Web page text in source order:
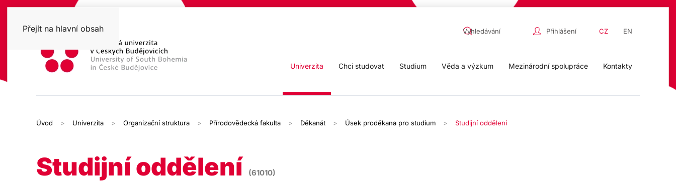
Přejít na hlavní obsah Přihlášení CZ EN
Univerzita Chci studovat Studium Věda a výzkum Mezinárodní spolupráce Kontakty
Úvod Univerzita Organizační struktura Přírodovědecká fakulta Děkanát Úsek proděkana pro studium Studijní oddělení
Studijní oddělení (61010)